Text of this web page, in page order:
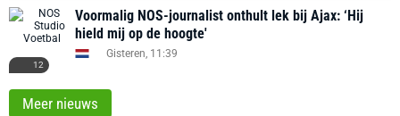
12
Voormalig NOS-journalist onthult lek bij Ajax: ‘Hij
hield mij op de hoogte'
Gisteren, 11:39
Meer nieuws